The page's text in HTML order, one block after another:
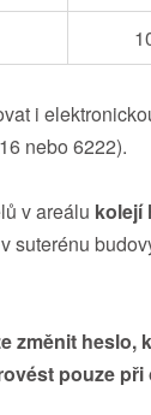
i
nebo 6222).
v areálu kolejí
suterénu
změnit
pouze